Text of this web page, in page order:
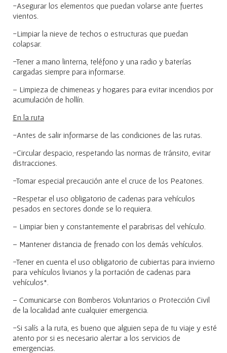
-Asegurar los elementos que puedan volarse ante fuertes
vientos.
-Limpiar la nieve de techos o estructuras que puedan
colapsar.
-Tener a mano linterna, teléfono y una radio y baterías
cargadas siempre para informarse.
– Limpieza de chimeneas y hogares para evitar incendios por
acumulación de hollín.
En la ruta
-Antes de salir informarse de las condiciones de las rutas.
-Circular despacio, respetando las normas de tránsito, evitar
distracciones.
-Tomar especial precaución ante el cruce de los Peatones.
-Respetar el uso obligatorio de cadenas para vehículos
pesados en sectores donde se lo requiera.
– Limpiar bien y constantemente el parabrisas del vehículo.
– Mantener distancia de frenado con los demás vehículos.
-Tener en cuenta el uso obligatorio de cubiertas para invierno
para vehículos livianos y la portación de cadenas para
vehículos*.
– Comunicarse con Bomberos Voluntarios o Protección Civil
de la localidad ante cualquier emergencia.
-Si salís a la ruta, es bueno que alguien sepa de tu viaje y esté
atento por si es necesario alertar a los servicios de
emergencias.